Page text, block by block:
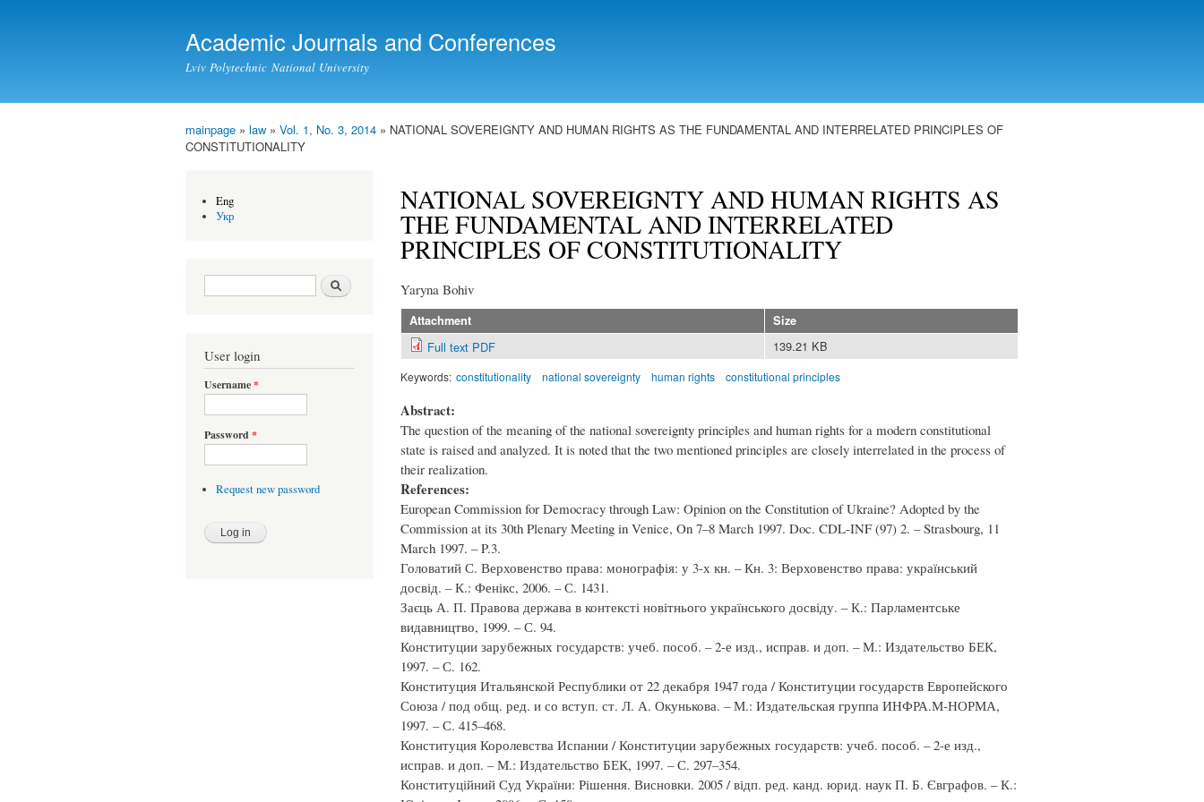
content
Academic Journals and Conferences
Lviv Polytechnic National University
You are here
mainpage » law » Vol. 1, No. 3, 2014 » NATIONAL SOVEREIGNTY AND HUMAN RIGHTS AS THE FUNDAMENTAL AND INTERRELATED PRINCIPLES OF
CONSTITUTIONALITY
Eng
Укр
Search form Search
User login
Username*
Password *
Request new password
NATIONAL SOVEREIGNTY AND HUMAN RIGHTS AS
THE FUNDAMENTAL AND INTERRELATED
PRINCIPLES OF CONSTITUTIONALITY
Yaryna Bohiv
Attachment Size
Full text PDF 139.21 KB
Keywords: constitutionality national sovereignty human rights constitutional principles
Abstract:
The question of the meaning of the national sovereignty principles and human rights for a modern constitutional
state is raised and analyzed. It is noted that the two mentioned principles are closely interrelated in the process of
their realization.
References:
European Commission for Democracy through Law: Opinion on the Constitution of Ukraine? Adopted by the
Commission at its 30th Plenary Meeting in Venice, On 7–8 March 1997. Doc. CDL-INF (97) 2. – Strasbourg, 11
March 1997. – P.3.
Головатий С. Верховенство права: монографія: у 3-х кн. – Кн. 3: Верховенство права: український
досвід. – К.: Фенікс, 2006. – С. 1431.
Заєць А. П. Правова держава в контексті новітнього українського досвіду. – К.: Парламентське
видавництво, 1999. – С. 94.
Конституции зарубежных государств: учеб. пособ. – 2-е изд., исправ. и доп. – М.: Издательство БЕК,
1997. – С. 162.
Конституция Итальянской Республики от 22 декабря 1947 года / Конституции государств Европейского
Союза / под общ. ред. и со вступ. ст. Л. А. Окунькова. – М.: Издательская группа ИНФРА.М-НОРМА,
1997. – С. 415–468.
Конституция Королевства Испании / Конституции зарубежных государств: учеб. пособ. – 2-е изд.,
исправ. и доп. – М.: Издательство БЕК, 1997. – С. 297–354.
Конституційний Суд України: Рішення. Висновки. 2005 / відп. ред. канд. юрид. наук П. Б. Євграфов. – К.: